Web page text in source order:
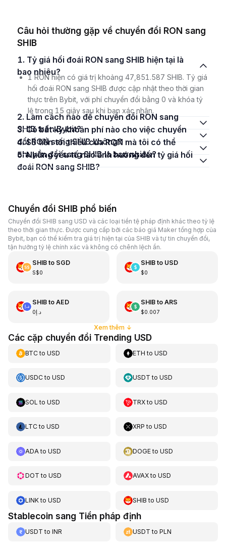
Câu hỏi thường gặp về chuyển đổi RON sang
SHIB
1. Tỷ giá hối đoái RON sang SHIB hiện tại là
bao nhiêu?
1 RON hiện có giá trị khoảng 47,851.587 SHIB. Tỷ giá
hối đoái RON sang SHIB được cập nhật theo thời gian
thực trên Bybit, với phí chuyển đổi bằng 0 và khóa tỷ
lệ trong 15 giây sau khi bạn xác nhận.
2. Làm cách nào để chuyển đổi RON sang
SHIB trên Bybit?
3. Có bất kỳ khoản phí nào cho việc chuyển
đổi RON sang SHIB không?
4. Số tiền tối thiểu của RON mà tôi có thể
chuyển đổi sang SHIB là bao nhiêu?
5. Những yếu tố nào ảnh hưởng đến tỷ giá hối
đoái RON sang SHIB?
Chuyển đổi SHIB phổ biến
Chuyển đổi SHIB sang USD và các loại tiền tệ pháp định khác theo tỷ lệ
theo thời gian thực. Được cung cấp bởi các báo giá Maker tổng hợp của
Bybit, bạn có thể kiểm tra giá trị hiện tại của SHIB và tự tin chuyển đổi,
tận hưởng tỷ lệ chính xác và không có chênh lệch ẩn.
SHIBto SGD
S$0
SHIBto USD
$0
SHIBto AED
د.إ0
SHIBto ARS
$0.007
Xem thêm ↓
Các cặp chuyển đổi Trending USD
BTCto USD ETH toUSD
USDCto USD USDT toUSD
SOL to USD TRXtoUSD
LTCto USD XRP toUSD
ADA to USD DOGEtoUSD
DOT to USD AVAXtoUSD
LINKto USD SHIB toUSD
Stablecoin sang Tiền pháp định
USDT to INR USDT toPLN